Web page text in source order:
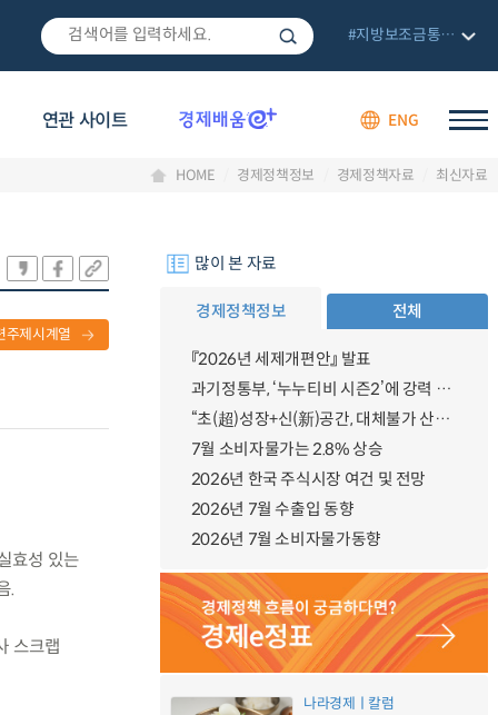
연관 사이트 ENG
#지방보조금통합관리망
HOME 경제정책정보 경제정책자료 최신자료
주제시계열
효성 있는
.
스크랩
많이 본 자료
경제정책정보 전체
『2026년 세제개편안』 발표
과기정통부, ‘누누티비 시즌2’에 강력 대응 의지 밝혀
“초(超)성장+신(新)공간, 대체불가 산업강국”
7월 소비자물가는 2.8% 상승
2026년 한국 주식시장 여건 및 전망
2026년 7월 수출입 동향
2026년 7월 소비자물가동향
나라경제ㅣ칼럼